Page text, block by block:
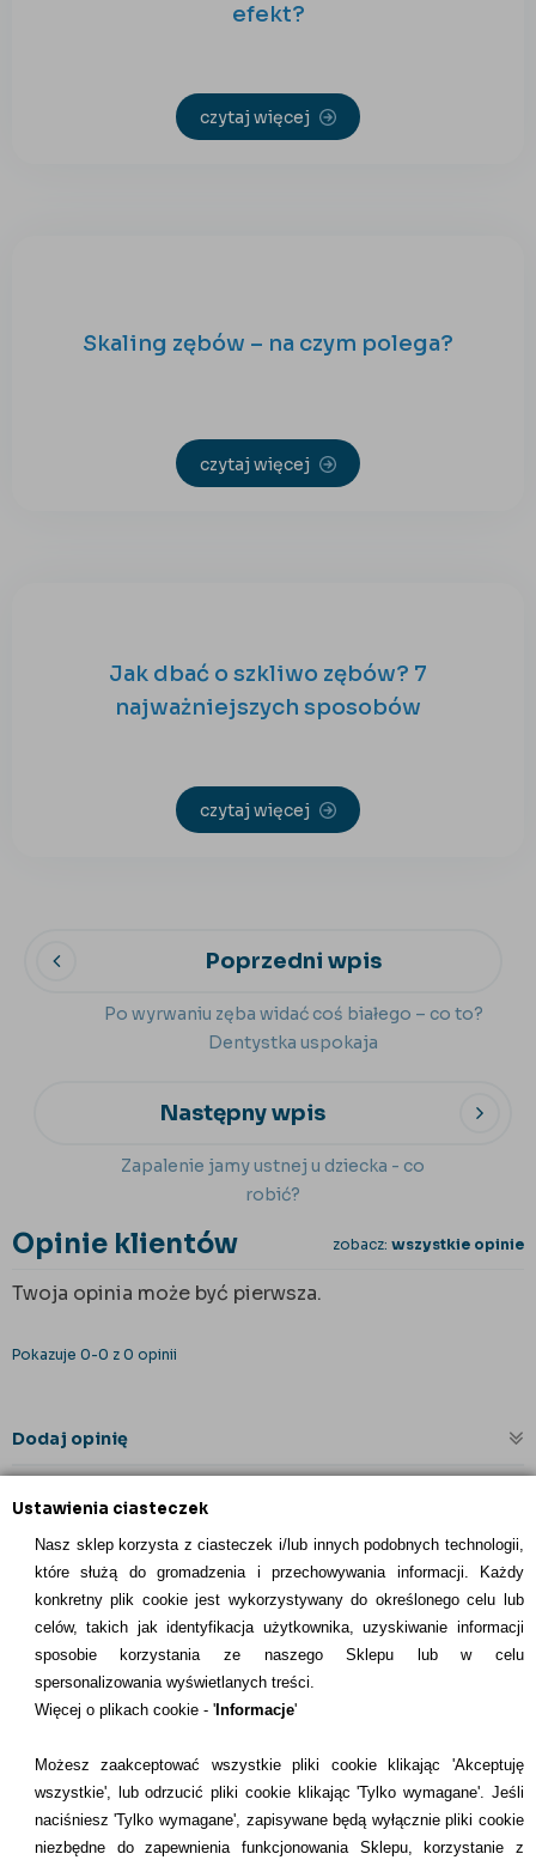
Ustawienia ciasteczek
Nasz sklep korzysta z ciasteczek i/lub innych podobnych technologii,
które służą do gromadzenia i przechowywania informacji. Każdy
konkretny plik cookie jest wykorzystywany do określonego celu lub
celów, takich jak identyfikacja użytkownika, uzyskiwanie informacji
sposobie korzystania ze naszego Sklepu lub w celu
spersonalizowania wyświetlanych treści.
Więcej o plikach cookie - 'Informacje'
Możesz zaakceptować wszystkie pliki cookie klikając 'Akceptuję
wszystkie', lub odrzucić pliki cookie klikając 'Tylko wymagane'. Jeśli
naciśniesz 'Tylko wymagane', zapisywane będą wyłącznie pliki cookie
niezbędne do zapewnienia funkcjonowania Sklepu, korzystanie z
efekt?
czytaj więcej
Skaling zębów – na czym polega?
czytaj więcej
Jak dbać o szkliwo zębów? 7
najważniejszych sposobów
czytaj więcej
Poprzedni wpis
Po wyrwaniu zęba widać coś białego – co to?
Dentystka uspokaja
Następny wpis
Zapalenie jamy ustnej u dziecka - co
robić?
Opinie klientów zobacz: wszystkie opinie
Twoja opinia może być pierwsza.
Pokazuje 0-0 z 0 opinii
Dodaj opinię
INFORMACJE KONTAKTOWE
Informacje
Dostawcy